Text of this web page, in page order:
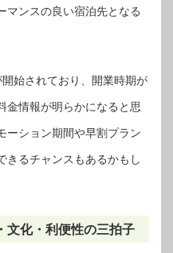
マンスの良い宿泊先となる
始されており、開業時期が
金情報が明らかになると思
ーション期間や早割プラン
きるチャンスもあるかもし
文化・利便性の三拍子